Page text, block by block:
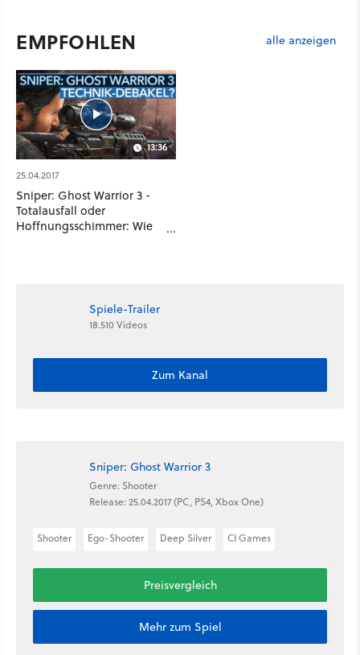
EMPFOHLEN alle anzeigen
13:36
25.04.2017
Sniper: Ghost Warrior 3 -
Totalausfall oder
Hoffnungsschimmer: Wie
Spiele-Trailer
18.510 Videos
Zum Kanal
Sniper: Ghost Warrior 3
Genre: Shooter
Release: 25.04.2017 (PC, PS4, Xbox One)
Shooter Ego-Shooter Deep Silver CI Games
Preisvergleich
Mehr zum Spiel